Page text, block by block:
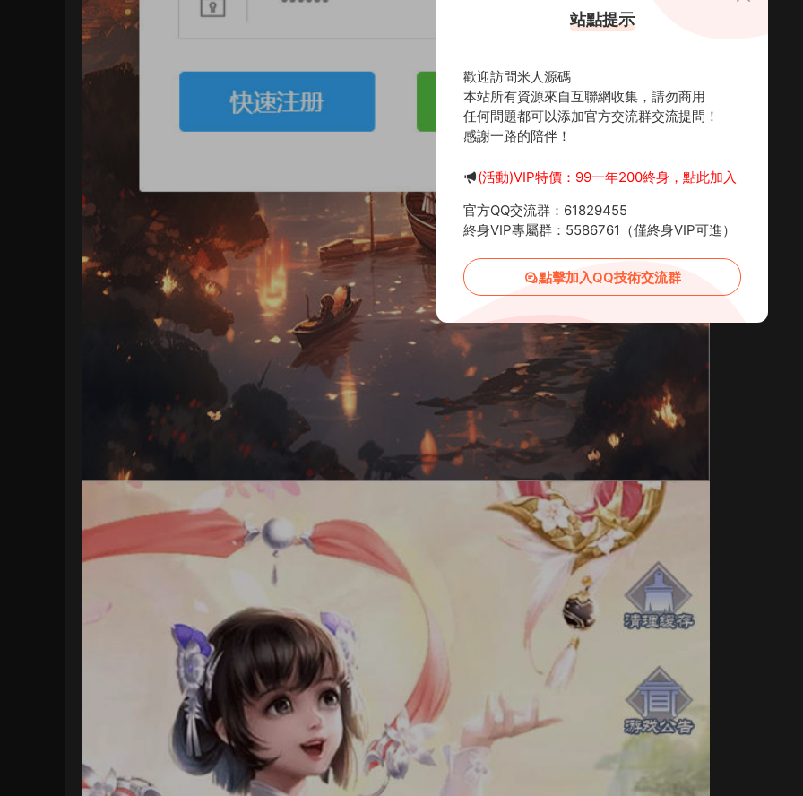
站點提示
歡迎訪問米人源碼
本站所有資源來自互聯網收集，請勿商用
任何問題都可以添加官方交流群交流提問！
感謝一路的陪伴！
(活動)VIP特價：99一年200終身，點此加入
官方QQ交流群：61829455
終身VIP專屬群：5586761（僅終身VIP可進）
點擊加入QQ技術交流群